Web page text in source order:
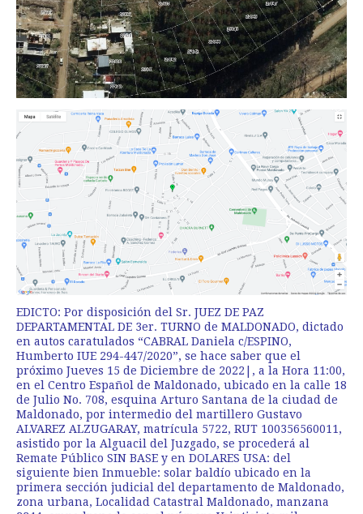
EDICTO: Por disposición del Sr. JUEZ DE PAZ
DEPARTAMENTAL DE 3er. TURNO de MALDONADO, dictado
en autos caratulados “CABRAL Daniela c/ESPINO,
Humberto IUE 294-447/2020”, se hace saber que el
próximo Jueves 15 de Diciembre de 2022|, a la Hora 11:00,
en el Centro Español de Maldonado, ubicado en la calle 18
de Julio No. 708, esquina Arturo Santana de la ciudad de
Maldonado, por intermedio del martillero Gustavo
ALVAREZ ALZUGARAY, matrícula 5722, RUT 100356560011,
asistido por la Alguacil del Juzgado, se procederá al
Remate Público SIN BASE y en DOLARES USA: del
siguiente bien Inmueble: solar baldío ubicado en la
primera sección judicial del departamento de Maldonado,
zona urbana, Localidad Catastral Maldonado, manzana